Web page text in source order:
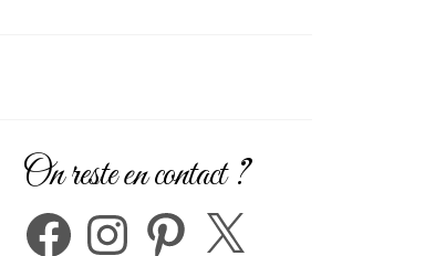
On reste en contact ?
FacebookInstagramPinterest X